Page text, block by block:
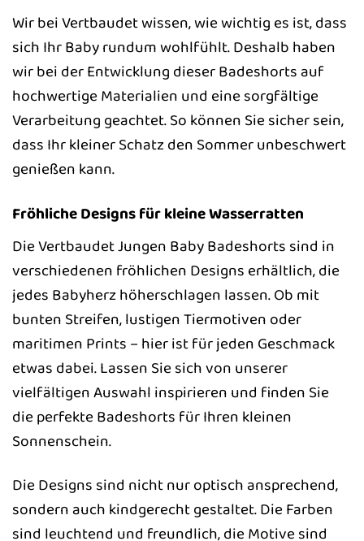
Wir bei Vertbaudet wissen, wie wichtig es ist, dass
sich Ihr Baby rundum wohlfühlt. Deshalb haben
wir bei der Entwicklung dieser Badeshorts auf
hochwertige Materialien und eine sorgfältige
Verarbeitung geachtet. So können Sie sicher sein,
dass Ihr kleiner Schatz den Sommer unbeschwert
genießen kann.
Fröhliche Designs für kleine Wasserratten
Die Vertbaudet Jungen Baby Badeshorts sind in
verschiedenen fröhlichen Designs erhältlich, die
jedes Babyherz höherschlagen lassen. Ob mit
bunten Streifen, lustigen Tiermotiven oder
maritimen Prints – hier ist für jeden Geschmack
etwas dabei. Lassen Sie sich von unserer
vielfältigen Auswahl inspirieren und finden Sie
die perfekte Badeshorts für Ihren kleinen
Sonnenschein.
Die Designs sind nicht nur optisch ansprechend,
sondern auch kindgerecht gestaltet. Die Farben
sind leuchtend und freundlich, die Motive sind